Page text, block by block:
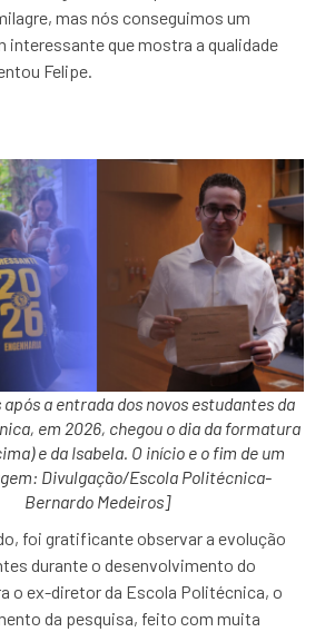
mas nós conseguimos um
interessante que mostra a qualidade
Felipe.
após a entrada dos novos estudantes da
em 2026, chegou o dia da formatura
e da Isabela. O início e o fim de um
Divulgação/Escola Politécnica-
Bernardo Medeiros]
foi gratificante observar a evolução
durante o desenvolvimento do
o ex-diretor da Escola Politécnica, o
da pesquisa, feito com muita